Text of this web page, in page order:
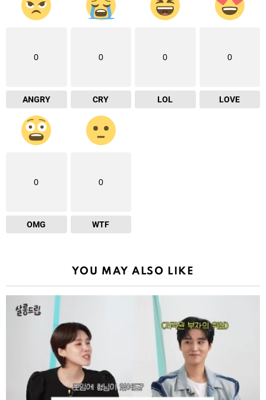
0
ANGRY
0
CRY
0
LOL
0
LOVE
0
OMG
0
WTF
YOU MAY ALSO LIKE